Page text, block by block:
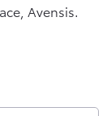
Avensis.